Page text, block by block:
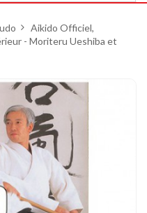
> Aikido Officiel,
- Moriteru Ueshiba et